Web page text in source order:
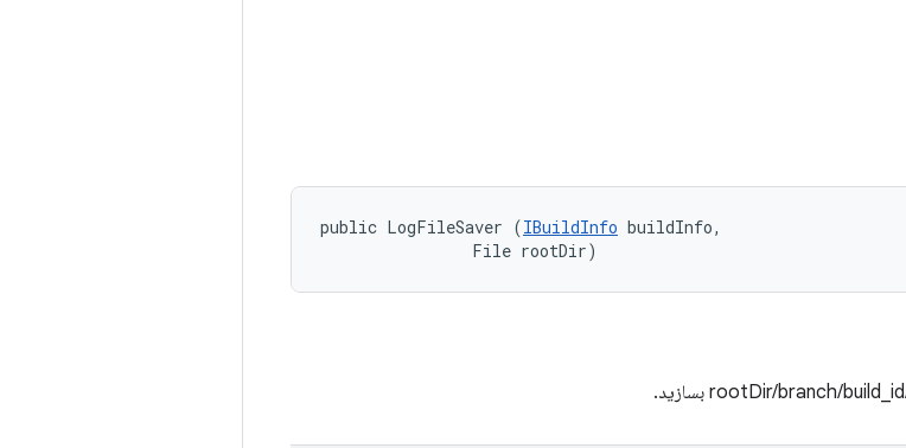
public LogFileSaver (IBuildInfo buildInfo,
                File rootDir)